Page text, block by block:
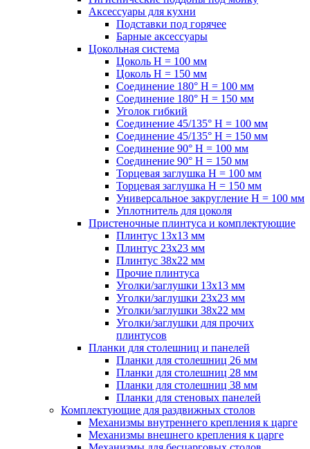
Аксессуары для кухни
Подставки под горячее
Барные аксессуары
Цокольная система
Цоколь H = 100 мм
Цоколь H = 150 мм
Соединение 180° H = 100 мм
Соединение 180° H = 150 мм
Уголок гибкий
Соединение 45/135° H = 100 мм
Соединение 45/135° H = 150 мм
Соединение 90° H = 100 мм
Соединение 90° H = 150 мм
Торцевая заглушка H = 100 мм
Торцевая заглушка H = 150 мм
Универсальное закругление H = 100 мм
Уплотнитель для цоколя
Пристеночные плинтуса и комплектующие
Плинтус 13х13 мм
Плинтус 23х23 мм
Плинтус 38х22 мм
Прочие плинтуса
Уголки/заглушки 13х13 мм
Уголки/заглушки 23х23 мм
Уголки/заглушки 38х22 мм
Уголки/заглушки для прочих
плинтусов
Планки для столешниц и панелей
Планки для столешниц 26 мм
Планки для столешниц 28 мм
Планки для столешниц 38 мм
Планки для стеновых панелей
Комплектующие для раздвижных столов
Механизмы внутреннего крепления к царге
Механизмы внешнего крепления к царге